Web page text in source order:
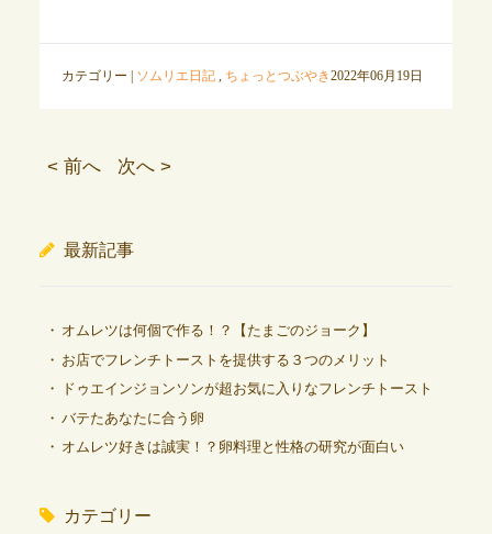
カテゴリー | ソムリエ日記, ちょっとつぶやき2022年06月19日
< 前へ 次へ >
最新記事
オムレツは何個で作る！？【たまごのジョーク】
お店でフレンチトーストを提供する３つのメリット
ドゥエインジョンソンが超お気に入りなフレンチトースト
バテたあなたに合う卵
オムレツ好きは誠実！？卵料理と性格の研究が面白い
カテゴリー